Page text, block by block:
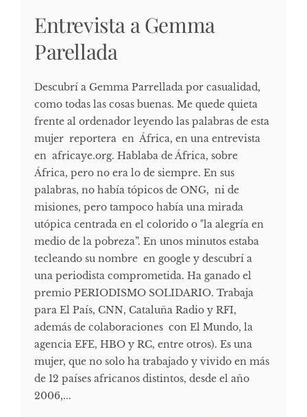
Entrevista a Gemma
Parellada
Descubrí a Gemma Parrellada por casualidad,
como todas las cosas buenas. Me quede quieta
frente al ordenador leyendo las palabras de esta
mujer reportera en África, en una entrevista
en africaye.org. Hablaba de África, sobre
África, pero no era lo de siempre. En sus
palabras, no había tópicos de ONG, ni de
misiones, pero tampoco había una mirada
utópica centrada en el colorido o "la alegría en
medio de la pobreza”. En unos minutos estaba
tecleando su nombre en google y descubrí a
una periodista comprometida. Ha ganado el
premio PERIODISMO SOLIDARIO. Trabaja
para El País, CNN, Cataluña Radio y RFI,
además de colaboraciones con El Mundo, la
agencia EFE, HBO y RC, entre otros). Es una
mujer, que no solo ha trabajado y vivido en más
de 12 países africanos distintos, desde el año
2006,...